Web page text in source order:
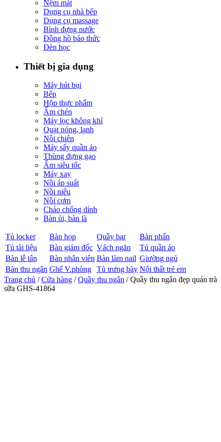
Nệm mát
Dụng cụ nhà bếp
Dụng cụ massage
Bình đựng nước
Đồng hồ báo thức
Đèn học
Thiết bị gia dụng
Máy hút bụi
Bếp
Hộp thực phẩm
Ấm chén
Máy lọc không khí
Quạt nóng, lạnh
Nồi chiên
Máy sấy quần áo
Thùng đựng gạo
Ấm siêu tốc
Máy xay
Nồi áp suất
Nồi niêu
Nồi cơm
Chảo chống dính
Bàn ủi, bàn là
Tủ locker Bàn họp Quầy bar
Bàn phấn
Tủ tài liệu
Bàn giám đốc Vách ngăn
Tủ quần áo
Bàn lễ tân
Bàn nhân viên Bàn làm nail Giường ngủ
Bàn thu ngân Ghế V.phòng Tủ trưng bày Nội thất trẻ em
Trang chủ /Cửa hàng /Quầy thu ngân / Quầy thu ngân đẹp quán trà
sữa GHS-41864